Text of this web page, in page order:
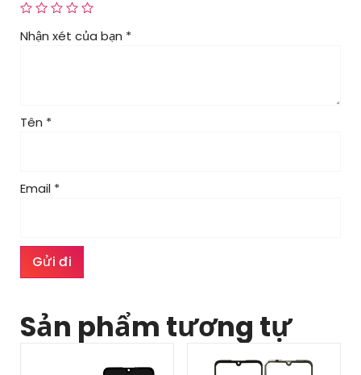
Nhận xét của bạn *
Tên *
Email *
Sản phẩm tương tự